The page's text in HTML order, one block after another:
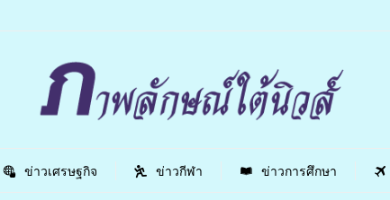
ข่าวเศรษฐกิจ ข่าวกีฬา ข่าวการศึกษา